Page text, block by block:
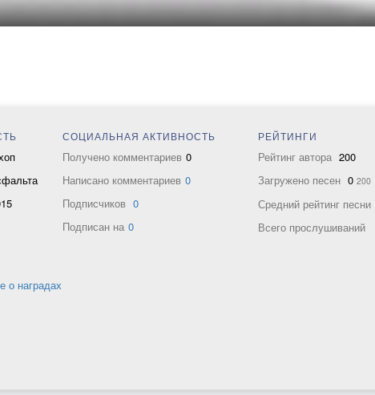
СОЦИАЛЬНАЯ АКТИВНОСТЬ
Получено комментариев 0
Написано комментариев 0
Подписчиков 0
Подписан на 0
РЕЙТИНГИ
Рейтинг автора 200
Загружено песен 0 200
Средний рейтинг песни
Всего прослушиваний
о наградах